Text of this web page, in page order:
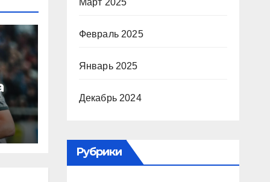
Март 2025
Февраль 2025
Январь 2025
Декабрь 2024
Рубрики